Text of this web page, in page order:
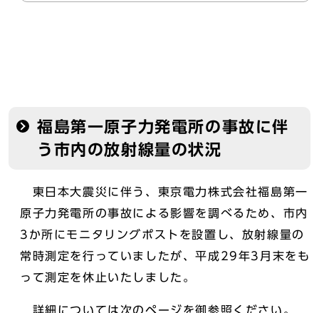
福島第一原子力発電所の事故に伴
う市内の放射線量の状況
東日本大震災に伴う、東京電力株式会社福島第一
原子力発電所の事故による影響を調べるため、市内
3か所にモニタリングポストを設置し、放射線量の
常時測定を行っていましたが、平成29年3月末をも
って測定を休止いたしました。
詳細については次のページを御参照ください。